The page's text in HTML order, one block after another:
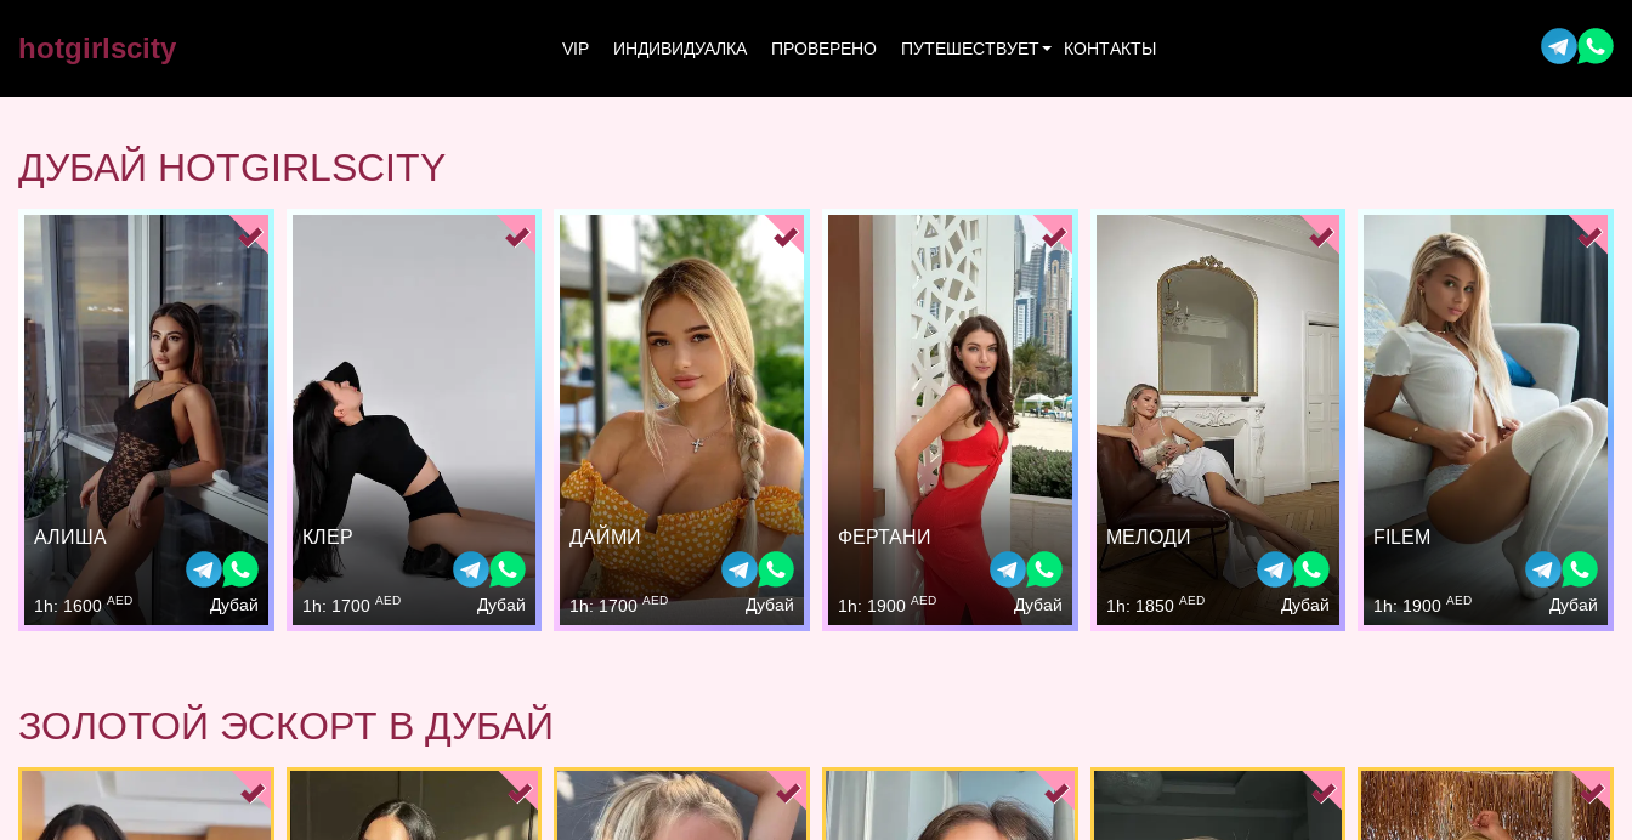
hotgirlscity VIP ИНДИВИДУАЛКА ПРОВЕРЕНО ПУТЕШЕСТВУЕТ КОНТАКТЫ
ДУБАЙ HOTGIRLSCITY
АЛИША
1h: 1600AED Дубай
КЛЕР
1h: 1700 AED Дубай
ДАЙМИ
1h: 1700AED Дубай
ФЕРТАНИ
1h: 1900 AED Дубай
МЕЛОДИ
1h: 1850 AED Дубай
FILEM
1h: 1900AED Дубай
ЗОЛОТОЙ ЭСКОРТ В ДУБАЙ